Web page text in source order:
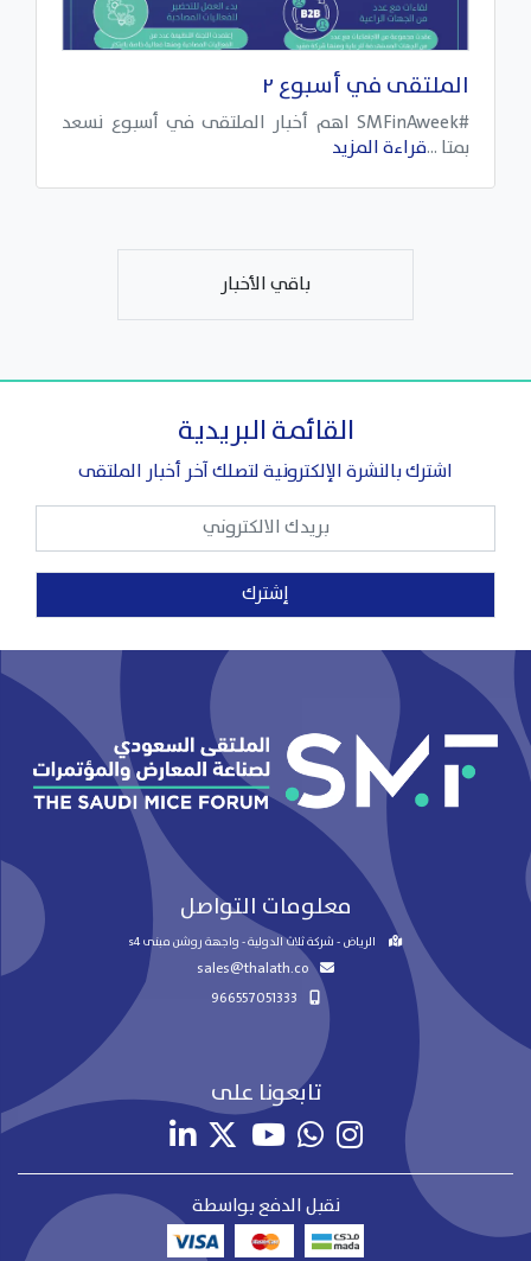
الملتقى في أسبوع ٢
#SMFinAweek اهم أخبار الملتقى في أسبوع نسعد
بمتا ...قراءة المزيد
باقي الأخبار
القائمة البريدية
اشترك بالنشرة الإلكترونية لتصلك آخر أخبار الملتقى
إشترك
معلومات التواصل
الرياض - شركة ثلاث الدولية - واجهة روشن مبنى s4
sales@thalath.co
تابعونا على
نقبل الدفع بواسطة